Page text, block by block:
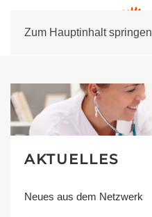
Zum Hauptinhalt springen
AKTUELLES
Neues aus dem Netzwerk